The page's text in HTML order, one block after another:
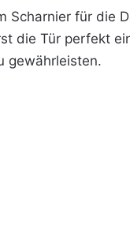
Scharnier für
die Tür perfekt
gewährleisten.